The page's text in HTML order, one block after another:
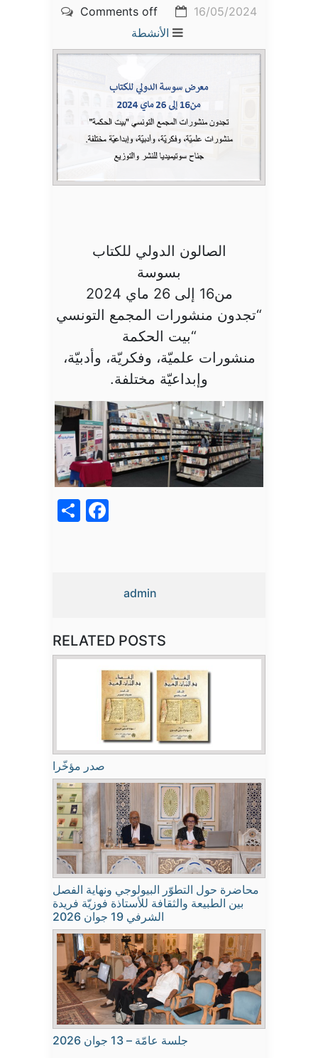
16/05/2024
Comments off
الأنشطة
الصالون الدولي للكتاب
بسوسة
من16 إلى 26 ماي 2024
“تجدون منشورات المجمع التونسي
“بيت الحكمة
منشورات علميّة، وفكريّة، وأدبيّة،
وإبداعيّة مختلفة.
admin
RELATED POSTS
صدر مؤخّرا
محاضرة حول التطوّر البيولوجي ونهاية الفصل
بين الطبيعة والثقافة للأستاذة فوزيّة فريدة
الشرفي 19 جوان 2026
جلسة عامّة – 13 جوان 2026